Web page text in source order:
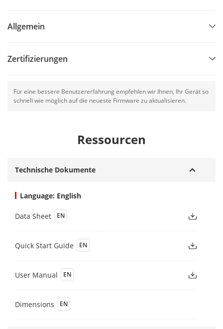
Allgemein
Zertifizierungen
Für eine bessere Benutzererfahrung empfehlen wir Ihnen, Ihr Gerät so
schnell wie möglich auf die neueste Firmware zu aktualisieren.
Ressourcen
Technische Dokumente
Language: English
Data Sheet EN
Quick Start Guide EN
User Manual EN
Dimensions EN